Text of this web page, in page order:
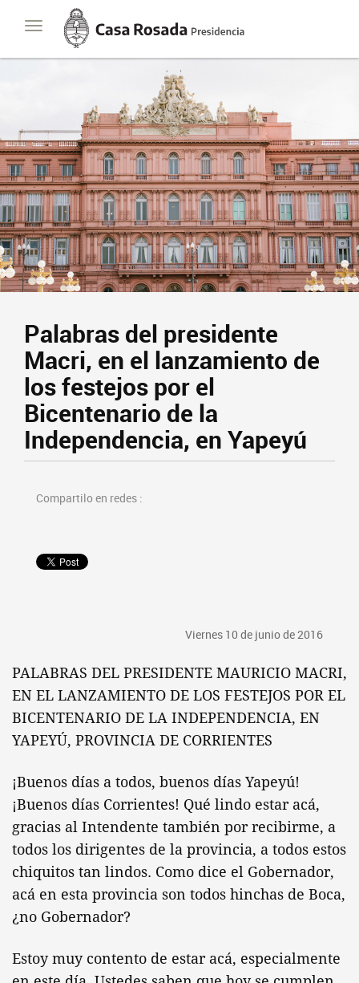
Toggle
navigation
Casa
Rosada
Presidencia
de
Palabras del presidente
Macri, en el lanzamiento de
los festejos por el
Bicentenario de la
Independencia, en Yapeyú
Compartilo en redes :
Viernes 10 de junio de 2016
PALABRAS DEL PRESIDENTE MAURICIO MACRI,
EN EL LANZAMIENTO DE LOS FESTEJOS POR EL
BICENTENARIO DE LA INDEPENDENCIA, EN
YAPEYÚ, PROVINCIA DE CORRIENTES
¡Buenos días a todos, buenos días Yapeyú!
¡Buenos días Corrientes! Qué lindo estar acá,
gracias al Intendente también por recibirme, a
todos los dirigentes de la provincia, a todos estos
chiquitos tan lindos. Como dice el Gobernador,
acá en esta provincia son todos hinchas de Boca,
¿no Gobernador?
Estoy muy contento de estar acá, especialmente